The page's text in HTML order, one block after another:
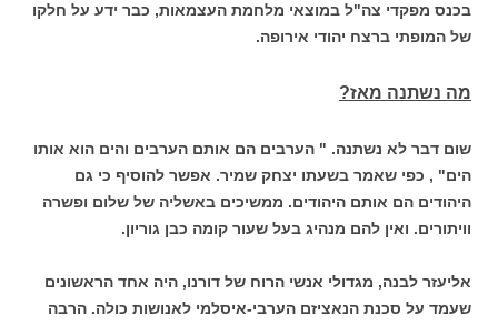
בכנס מפקדי צה"ל במוצאי מלחמת העצמאות, כבר ידע על חלקו
של המופתי ברצח יהודי אירופה.
מה נשתנה מאז?
שום דבר לא נשתנה. " הערבים הם אותם הערבים והים הוא אותו
הים" , כפי שאמר בשעתו יצחק שמיר. אפשר להוסיף כי גם
היהודים הם אותם היהודים. ממשיכים באשליה של שלום ופשרה
וויתורים. ואין להם מנהיג בעל שעור קומה כבן גוריון.
אליעזר לבנה, מגדולי אנשי הרוח של דורנו, היה אחד הראשונים
שעמד על סכנת הנאציזם הערבי-איסלמי לאנושות כולה. הרבה